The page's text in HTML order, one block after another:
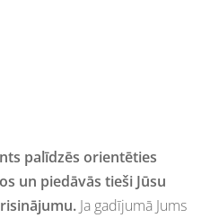
palīdzēs orientēties
un piedāvās tieši Jūsu
Ja gadījumā Jums